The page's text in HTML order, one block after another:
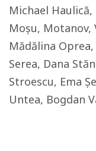
Michael
Moșu, Motanov,
Mădălina
Serea, Dana
Stroescu, Ema
Untea, Bogdan